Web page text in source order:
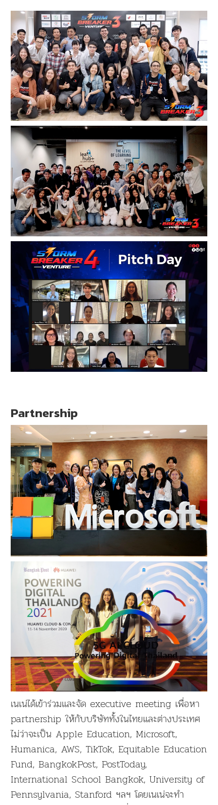
Partnership
เนเน่ได้เข้าร่วมและจัด executive meeting เพื่อหา
partnership ให้กับบริษัททั้งในไทยและต่างประเทศ
ไม่ว่าจะเป็น Apple Education, Microsoft,
Humanica, AWS, TikTok, Equitable Education
Fund, BangkokPost, PostToday,
International School Bangkok, University of
Pennsylvania, Stanford ฯลฯ โดยเนเน่จะทำ